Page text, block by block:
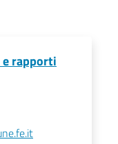
rapporti